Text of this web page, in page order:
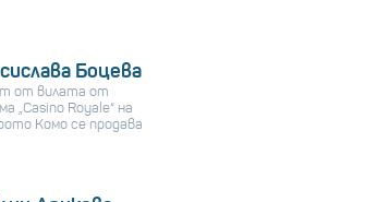
Боцева
от вилата от
„Casino Royale“ на
Комо се продава